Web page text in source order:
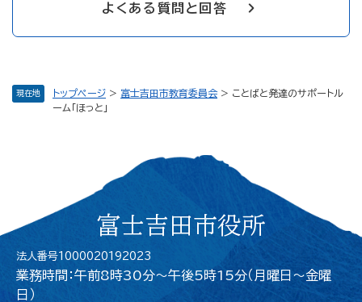
現在地 トップページ > 富士吉田市教育委員会 > ことばと発達のサポートル
ーム「ほっと」
よくある質問と回答
富士吉田市役所
法人番号1000020192023
業務時間：午前8時30分～午後5時15分（月曜日〜金曜
日）